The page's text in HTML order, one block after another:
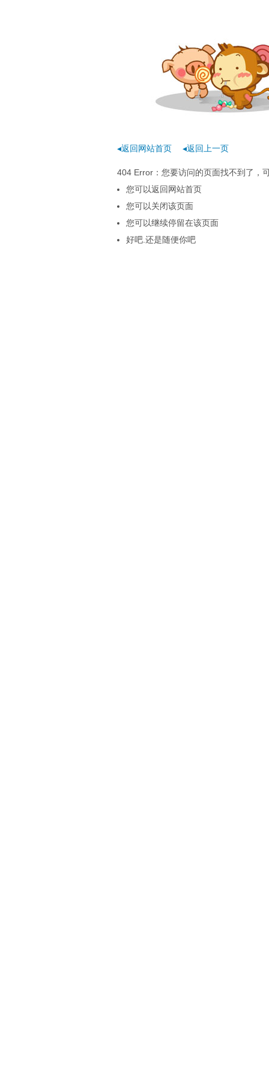
◂返回网站首页 ◂返回上一页
404 Error：您要访问的页面找不到了，
您可以返回网站首页
您可以关闭该页面
您可以继续停留在该页面
好吧.还是随便你吧